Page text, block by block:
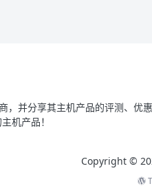
，并分享其主机产品的评测、优
机产品！
Copyright ©